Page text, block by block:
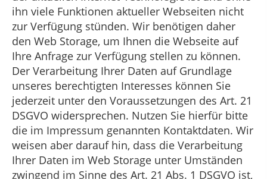
ihn viele Funktionen aktueller Webseiten nicht
zur Verfügung stünden. Wir benötigen daher
den Web Storage, um Ihnen die Webseite auf
Ihre Anfrage zur Verfügung stellen zu können.
Der Verarbeitung Ihrer Daten auf Grundlage
unseres berechtigten Interesses können Sie
jederzeit unter den Voraussetzungen des Art. 21
DSGVO widersprechen. Nutzen Sie hierfür bitte
die im Impressum genannten Kontaktdaten. Wir
weisen aber darauf hin, dass die Verarbeitung
Ihrer Daten im Web Storage unter Umständen
zwingend im Sinne des Art. 21 Abs. 1 DSGVO ist,